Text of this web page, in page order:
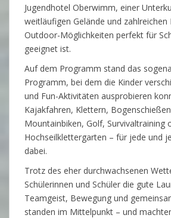
Jugendhotel Oberwimm, einer
weitläufigen Gelände und zahlreichen
Outdoor-Möglichkeiten perfekt für
geeignet ist.
Auf dem Programm stand das
Programm, bei dem die Kinder
und Fun-Aktivitäten ausprobieren
Kajakfahren, Klettern,
Mountainbiken, Golf, Survivaltraining
Hochseilklettergarten – für jede und
dabei.
Trotz des eher durchwachsenen
Schülerinnen und Schüler die gute
Teamgeist, Bewegung und
standen im Mittelpunkt – und